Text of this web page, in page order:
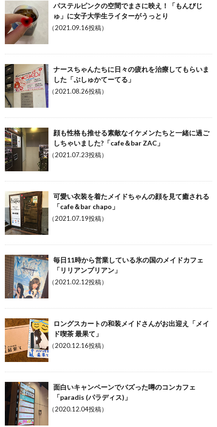
パステルピンクの空間でまさに映え！「もんびじ
ゅ」に女子大学生ライターがうっとり
（2021.09.16投稿）
ナースちゃんたちに日々の疲れを治療してもらいま
した「ぷしゅかてーてる」
（2021.08.26投稿）
顔も性格も推せる素敵なイケメンたちと一緒に過ご
しちゃいました?「cafe＆bar ZAC」
（2021.07.23投稿）
可愛い衣装を着たメイドちゃんの顔を見て癒される
「cafe＆bar chapo」
（2021.07.19投稿）
毎日11時から営業している氷の国のメイドカフェ
「リリアンプリアン」
（2021.02.12投稿）
ロングスカートの和装メイドさんがお出迎え「メイ
ド喫茶 最果て」
（2020.12.16投稿）
面白いキャンペーンでバズった噂のコンカフェ
「paradis (パラディス)」
（2020.12.04投稿）